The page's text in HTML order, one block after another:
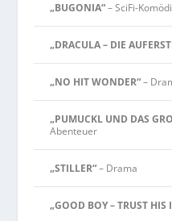
„BUGONIA“– SciFi-
„DRACULA – DIE
„NO HIT WONDER“–
„PUMUCKL UND DAS
Abenteuer
„STILLER“– Drama
„GOOD BOY – TRUST HIS